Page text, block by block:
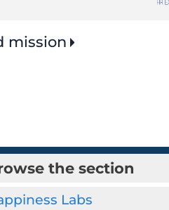
mission
the section
Labs